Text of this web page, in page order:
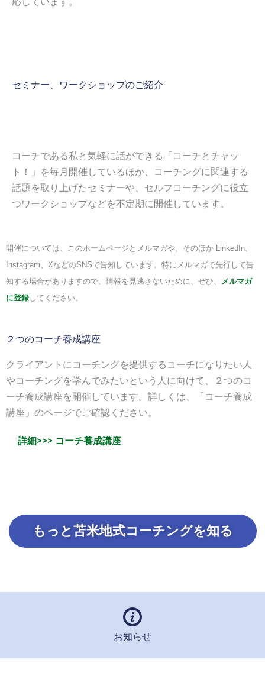
セミナー、ワークショップのご紹介
コーチである私と気軽に話ができる「コーチとチャッ
ト！」を毎月開催しているほか、コーチングに関連する
話題を取り上げたセミナーや、セルフコーチングに役立
つワークショップなどを不定期に開催しています。
開催については、このホームページとメルマガや、そのほか LinkedIn、
Instagram、 XなどのSNSで告知しています。特にメルマガで先行して告
知する場合がありますので、情報を見逃さないために、ぜひ、 メルマガ
に登録してください。
２つのコーチ養成講座
クライアントにコーチングを提供するコーチになりたい人
やコーチングを学んでみたいという人に向けて、２つのコ
ーチ養成講座を開催しています。詳しくは、「コーチ養成
講座」のページでご確認ください。
詳細>>> コーチ養成講座
もっと苫米地式コーチングを知る
お知らせ